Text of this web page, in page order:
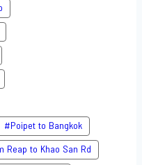
#Poipet to Bangkok
Reap to Khao San​ Rd